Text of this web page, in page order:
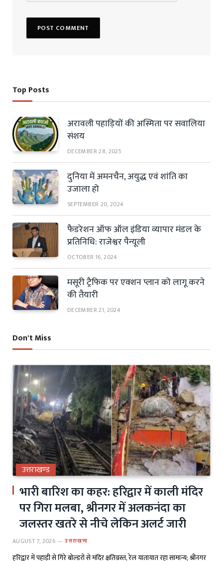
Top Posts
अरावली पहाड़ियों की अस्मिता पर सवालिया
संशय
DECEMBER 28, 2025
दुनिया में अमनचैन, अयुद्ध एवं शांति का
उजाला हो
SEPTEMBER 20, 2024
फैडरेशन ऑफ ऑल इंडिया व्यापार मंडल के
प्रतिनिधि: राजेश्वर पैन्यूली
OCTOBER 16, 2024
मसूरी ट्रैफिक पर एक्शन प्लान को लागू करने
की तैयारी
DECEMBER 21, 2024
Don't Miss
उत्तराखण्ड
भारी बारिश का कहर: हरिद्वार में काली मंदिर
पर गिरा मलबा, श्रीनगर में अलकनंदा का
जलस्तर खतरे से नीचे लेकिन अलर्ट जारी
AUGUST 7, 2026 उत्तराखण्ड
हरिद्वार में पहाड़ी से गिरे बोल्डरों से मंदिर क्षतिग्रस्त, रेल यातायात रहा सामान्य; श्रीनगर